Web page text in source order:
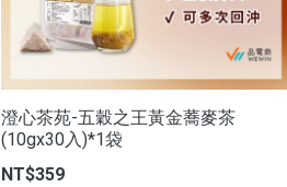
澄心茶苑-五穀之王黃金蕎麥茶
(10gx30入)*1袋
NT$359